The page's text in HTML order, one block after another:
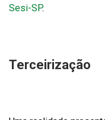
Sesi-SP.
Terceirização